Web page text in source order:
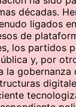
décadas.
ligados
de
los partidos
y, por
la gobernanza